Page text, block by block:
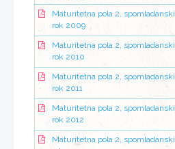
Maturitetna pola 2, spomladanski
rok 2009
Maturitetna pola 2, spomladanski
rok 2010
Maturitetna pola 2, spomladanski
rok 2011
Maturitetna pola 2, spomladanski
rok 2012
Maturitetna pola 2, spomladanski